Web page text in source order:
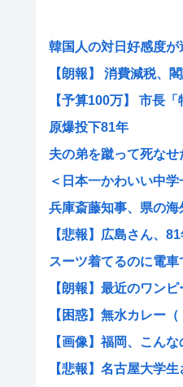
韓国人の対日好感度
【朗報】 消費減税、
【予算100万】 市長
原爆投下81年
夫の弟を蹴って死な
＜日本一かわいい中
兵庫斎藤知事、県の
【悲報】広島さん、
スーツ着てるのに電
【朗報】最近のワン
【困惑】無水カレー
【画像】福岡、こん
【悲報】名古屋大学